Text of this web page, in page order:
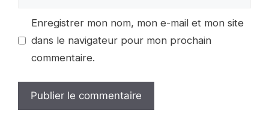
Enregistrer mon nom, mon e-mail et mon site
dans le navigateur pour mon prochain
commentaire.